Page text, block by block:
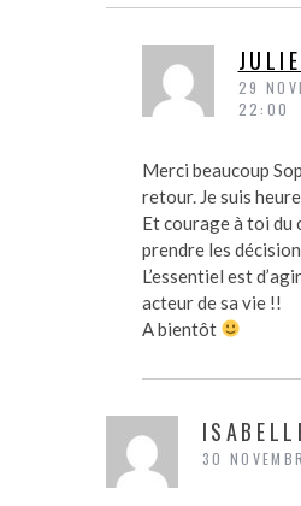
JULIE
29
22:00
Merci beaucoup
retour. Je suis
Et courage à toi du
prendre les
L’essentiel est
acteur de sa vie !!
A bientôt
30